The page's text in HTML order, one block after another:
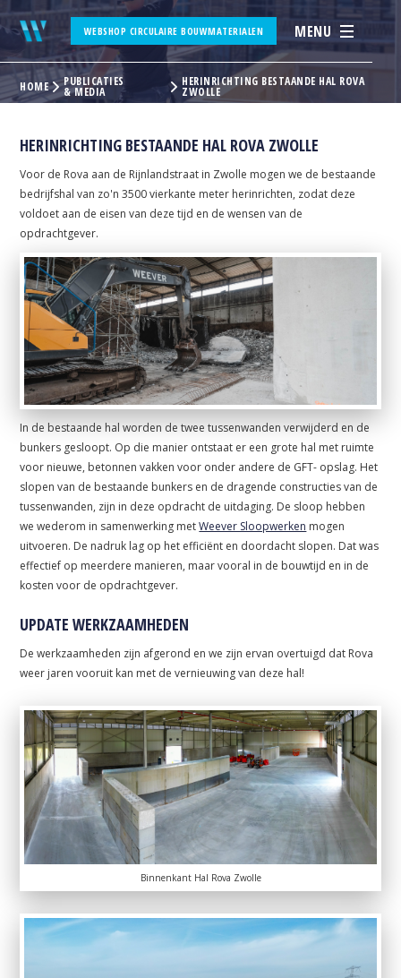
WEBSHOP CIRCULAIRE BOUWMATERIALEN MENU
HOME PUBLICATIES
& MEDIA
HERINRICHTING BESTAANDE HAL ROVA
ZWOLLE
HERINRICHTING BESTAANDE HAL ROVA ZWOLLE
Voor de Rova aan de Rijnlandstraat in Zwolle mogen we de bestaande
bedrijfshal van zo'n 3500 vierkante meter herinrichten, zodat deze
voldoet aan de eisen van deze tijd en de wensen van de
opdrachtgever.
In de bestaande hal worden de twee tussenwanden verwijderd en de
bunkers gesloopt. Op die manier ontstaat er een grote hal met ruimte
voor nieuwe, betonnen vakken voor onder andere de GFT- opslag. Het
slopen van de bestaande bunkers en de dragende constructies van de
tussenwanden, zijn in deze opdracht de uitdaging. De sloop hebben
we wederom in samenwerking metWeever Sloopwerken mogen
uitvoeren. De nadruk lag op het efficiënt en doordacht slopen. Dat was
effectief op meerdere manieren, maar vooral in de bouwtijd en in de
kosten voor de opdrachtgever.
UPDATE WERKZAAMHEDEN
De werkzaamheden zijn afgerond en we zijn ervan overtuigd dat Rova
weer jaren vooruit kan met de vernieuwing van deze hal!
Binnenkant Hal Rova Zwolle